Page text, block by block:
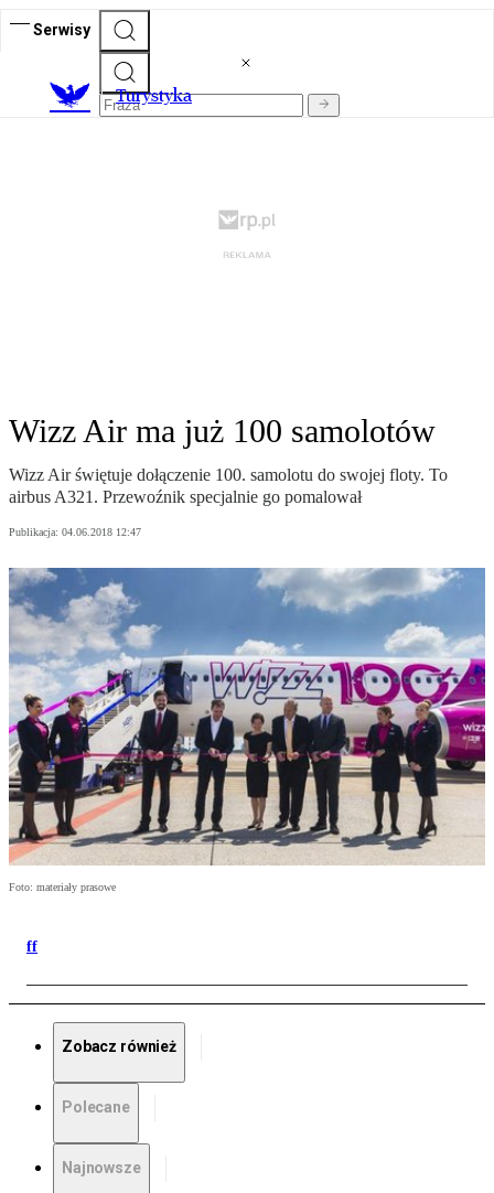
Serwisy
Turystyka
Wizz Air ma już 100 samolotów
Wizz Air świętuje dołączenie 100. samolotu do swojej floty. To
airbus A321. Przewoźnik specjalnie go pomalował
Publikacja: 04.06.2018 12:47
Foto: materiały prasowe
ff
Zobacz również
Polecane
Najnowsze